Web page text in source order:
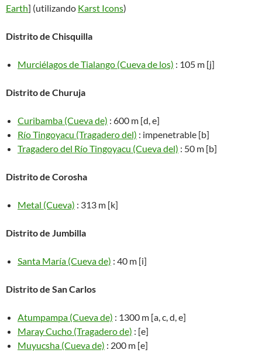
Earth] (utilizando Karst Icons)
Distrito de Chisquilla
Murciélagos de Tialango (Cueva de los) : 105 m [j]
Distrito de Churuja
Curibamba (Cueva de) : 600 m [d, e]
Río Tingoyacu (Tragadero del) : impenetrable [b]
Tragadero del Río Tingoyacu (Cueva del) : 50 m [b]
Distrito de Corosha
Metal (Cueva) : 313 m [k]
Distrito de Jumbilla
Santa María (Cueva de) : 40 m [i]
Distrito de San Carlos
Atumpampa (Cueva de) : 1300 m [a, c, d, e]
Maray Cucho (Tragadero de) : [e]
Muyucsha (Cueva de) : 200 m [e]